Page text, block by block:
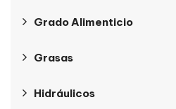
Grado Alimenticio
Grasas
Hidráulicos